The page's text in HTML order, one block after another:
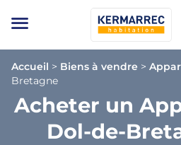
Accueil > Biens à vendre >
Bretagne
Acheter un
Dol-de-